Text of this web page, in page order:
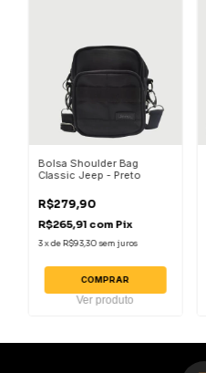
Bolsa Shoulder Bag
Classic Jeep - Preto
R$279,90
R$265,91 com Pix
3xdeR$93,30sem juros
COMPRAR
Ver produto